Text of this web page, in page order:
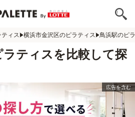
ィス 横浜市金沢区のピラティス 鳥浜駅のピ
ティスを比較して探